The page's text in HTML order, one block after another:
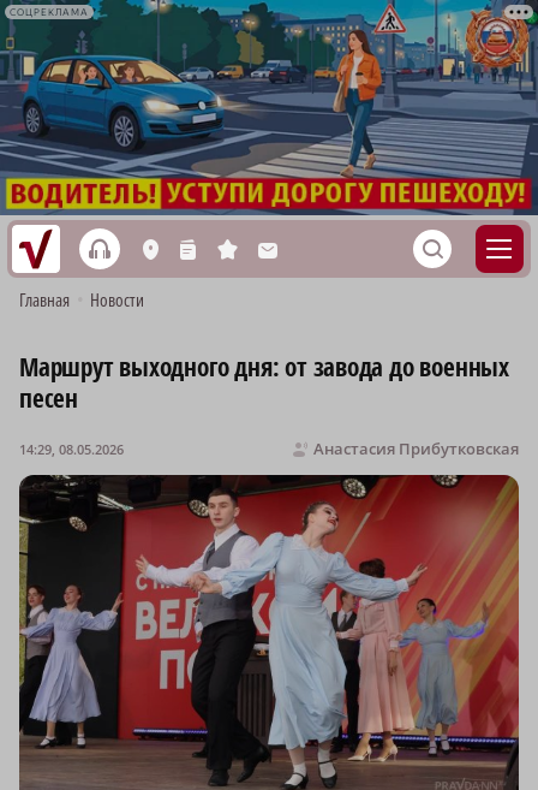
СОЦРЕКЛАМА
h L n s M S
Главная Новости
Маршрут выходного дня: от завода до военных
песен
Анастасия Прибутковская
14:29, 08.05.2026